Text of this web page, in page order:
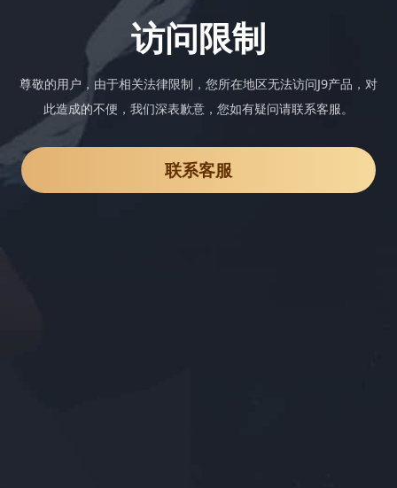
访问限制
尊敬的用户，由于相关法律限制，您所在地区无法访问J9产品，对
此造成的不便，我们深表歉意，您如有疑问请联系客服。
联系客服